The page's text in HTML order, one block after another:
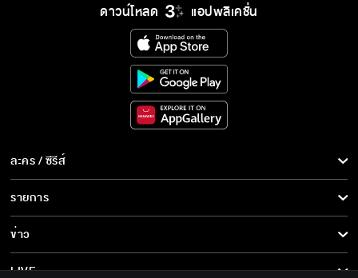
ดาวน์โหลด แอปพลิเคชั่น
ละคร / ซีรีส์
ละคร/ซีรีส์
ซีรีส์นานาชาติ
การ์ตูน & เกม
รายการ
รายการทั้งหมด
ข่าว
ข่าวทั้งหมด
LIVE